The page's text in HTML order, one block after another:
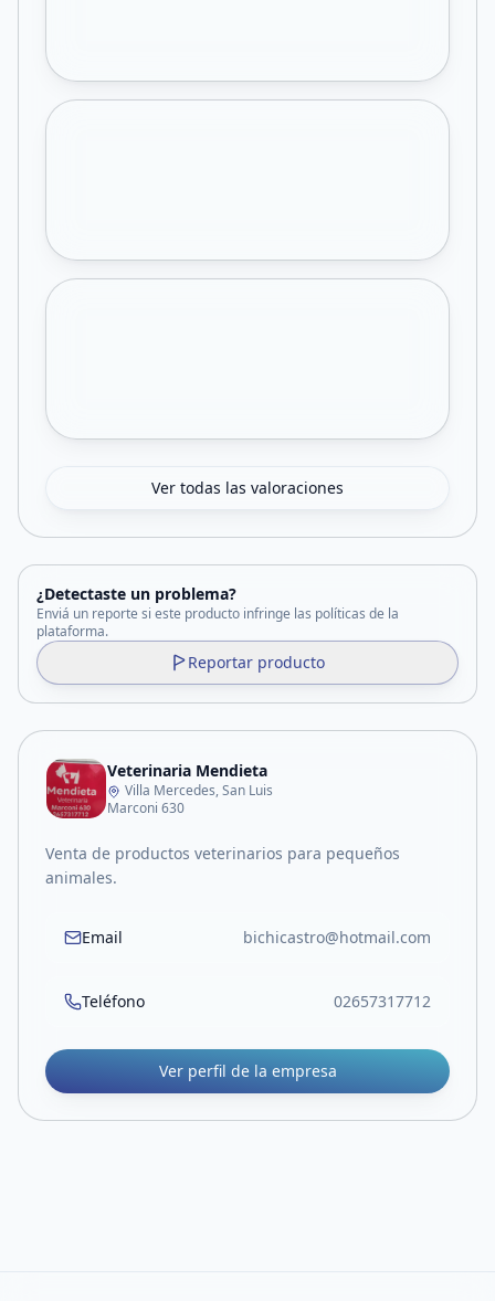
Ver todas las valoraciones
¿Detectaste un problema?
Enviá un reporte si este producto infringe las políticas de la
plataforma.
Reportar producto
Veterinaria Mendieta
Villa Mercedes, San Luis
Marconi 630
Venta de productos veterinarios para pequeños
animales.
Email bichicastro@hotmail.com
Teléfono 02657317712
Ver perfil de la empresa